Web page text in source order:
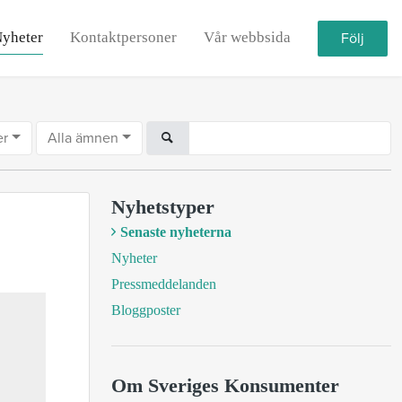
Kontaktpersoner Vår webbsida Följ
Alla ämnen
Nyhetstyper
Senaste nyheterna
Nyheter
Pressmeddelanden
Bloggposter
Om Sveriges Konsumenter